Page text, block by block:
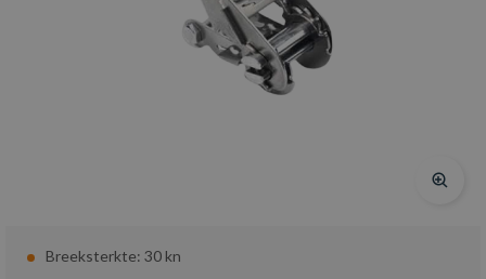
Breeksterkte: 30 kn